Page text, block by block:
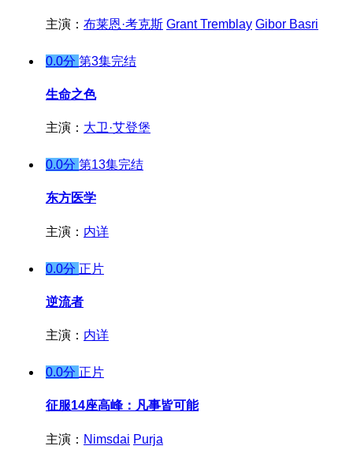
主演： 布莱恩·考克斯 Grant Tremblay Gibor Basri
0.0分 第3集完结
生命之色
主演： 大卫·艾登堡
0.0分 第13集完结
东方医学
主演： 内详
0.0分 正片
逆流者
主演： 内详
0.0分 正片
征服14座高峰：凡事皆可能
主演： Nimsdai Purja